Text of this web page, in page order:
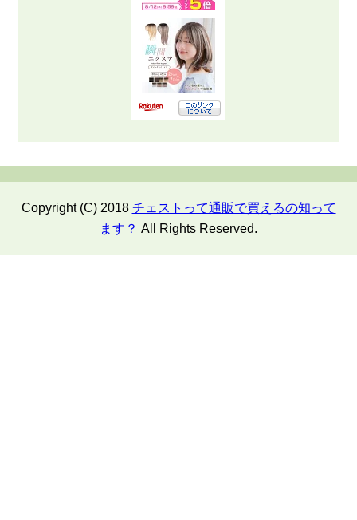
Copyright (C) 2018 チェストって通販で買えるの知って
ます？ All Rights Reserved.